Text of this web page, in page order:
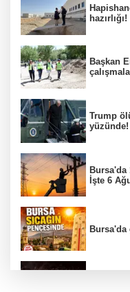
hazırlığı!
Başkan
Trump
yüzünde!
Bursa'da
İşte 6
Bursa'da